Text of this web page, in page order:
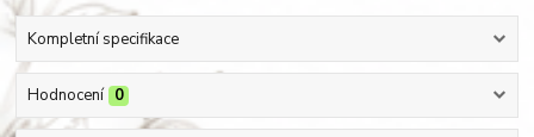
Kompletní specifikace
Hodnocení 0